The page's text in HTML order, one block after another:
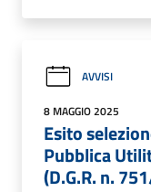
AVVISI
8 MAGGIO 2025
Esito
Pubblica
(D.G.R. n.